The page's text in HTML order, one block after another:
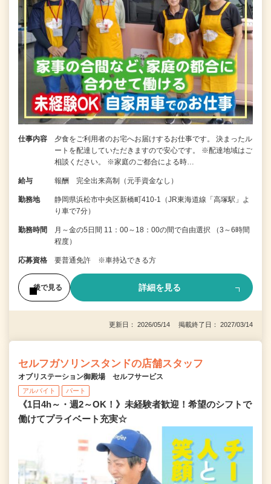
仕事内容
夕食をご利用者のお宅へお届けするお仕事です。 決まったル
ートを配達していただきますので安心です。 ※配達地域はご
相談ください。 ※家庭のご都合による時…
給与 報酬 完全出来高制（元手資金なし）
勤務地
静岡県浜松市中央区新橋町410-1（JR東海道線「高塚駅」よ
り車で7分）
勤務時間
月～金の5日間 11：00～18：00の間で自由選択 （3～6時間
程度）
応募資格 要普通免許 ※車持込できる方
後で見る 詳細を見る
更新日： 2026/05/14 掲載終了日： 2027/03/14
セルフガソリンスタンドの店舗スタッフ
オブリステーション御殿場 セルフサービス
アルバイト パート
《1日4h～・週2～OK！》未経験者歓迎！希望のシフトで
働けてプライベート充実☆